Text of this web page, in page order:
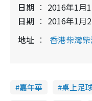
日期
2016年1月
日期
2016年1月
地址
香港柴灣
嘉年華 桌上足球